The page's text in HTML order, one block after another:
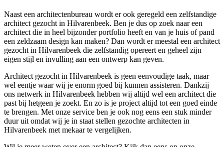
Naast een architectenbureau wordt er ook geregeld een zelfstandige
architect gezocht in Hilvarenbeek. Ben je dus op zoek naar een
architect die in heel bijzonder portfolio heeft en van je huis of pand
een zeldzaam design kan maken? Dan wordt er meestal een architect
gezocht in Hilvarenbeek die zelfstandig opereert en geheel zijn
eigen stijl en invulling aan een ontwerp kan geven.
Architect gezocht in Hilvarenbeek is geen eenvoudige taak, maar
wel eentje waar wij je enorm goed bij kunnen assisteren. Dankzij
ons netwerk in Hilvarenbeek hebben wij altijd wel een architect die
past bij hetgeen je zoekt. En zo is je project altijd tot een goed einde
te brengen. Met onze service ben je ook nog eens een stuk minder
duur uit omdat wij je in staat stellen gezochte architecten in
Hilvarenbeek met mekaar te vergelijken.